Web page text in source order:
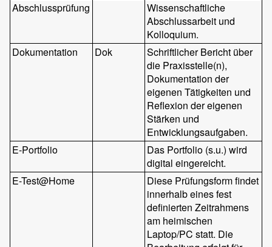
Abschlussprüfung
Wissenschaftliche
Abschlussarbeit und
Kolloquium.
Dokumentation
Dok
Schriftlicher Bericht über
die Praxisstelle(n),
Dokumentation der
eigenen Tätigkeiten und
Reflexion der eigenen
Stärken und
Entwicklungsaufgaben.
E-Portfolio
Das Portfolio (s.u.) wird
digital eingereicht.
E-Test@Home
Diese Prüfungsform findet
innerhalb eines fest
definierten Zeitrahmens
am heimischen
Laptop/PC statt. Die